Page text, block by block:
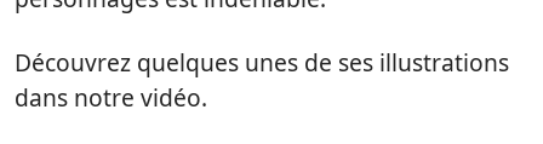
Découvrez quelques unes de ses illustrations
dans notre vidéo.